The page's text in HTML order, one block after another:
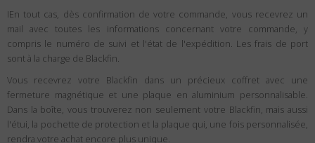
IEn tout cas, dès confirmation de votre commande, vous recevrez un
mail avec toutes les informations concernant votre commande, y
compris le numéro de suivi et l'état de l'expédition. Les frais de port
sont à la charge de Blackfin.
Vous recevrez votre Blackfin dans un précieux coffret avec une
fermeture magnétique et une plaque en aluminium personnalisable.
Dans la boîte, vous trouverez non seulement votre Blackfin, mais aussi
l'étui, la pochette de protection et la plaque qui, une fois personnalisée,
rendra votre achat encore plus unique.